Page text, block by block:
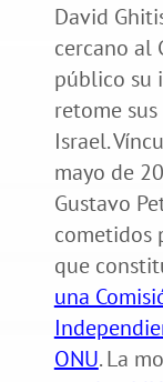
David
cercano al
público su
retome
Israel.
mayo de
Gustavo
cometidos
que
una
ONU. La